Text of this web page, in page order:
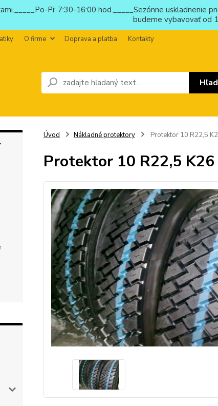
Pi: 7:30-16:00 hod._____Sezónne uskladnenie
budeme vybavovať od
O firme Doprava a platba Kontakty
Úvod Nákladné protektory Protektor 10 R22,5
Protektor 10 R22,5